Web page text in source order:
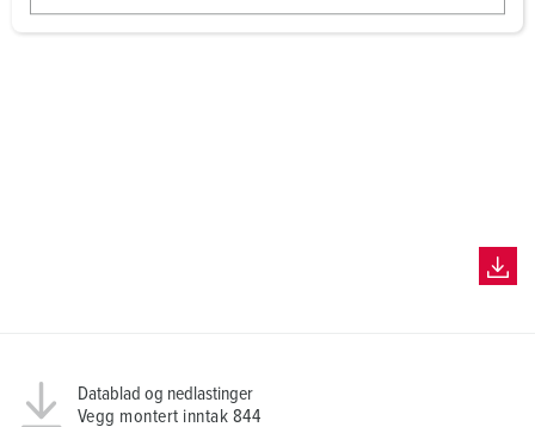
w
Datablad og nedlastinger
Vegg montert inntak 844